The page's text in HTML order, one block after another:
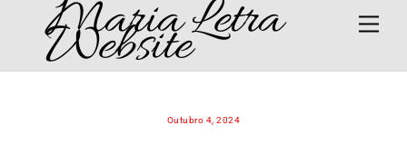
content
Maria Letra
Website
Outubro 4, 2024